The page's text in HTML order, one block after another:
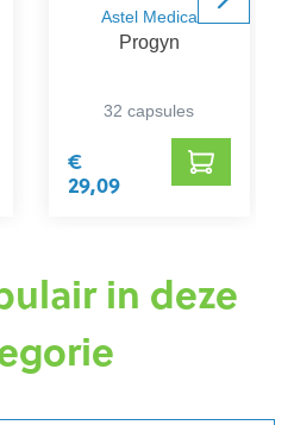
Astel Medica
Progyn
32 capsules
€
29,09
in deze